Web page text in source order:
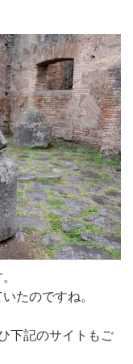
たのですね。
下記のサイトもご